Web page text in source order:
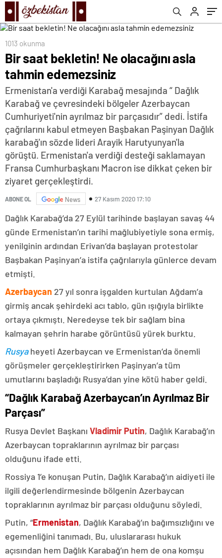
1013 okunma
Bir saat bekletin! Ne olacağını asla
tahmin edemezsiniz
Ermenistan'a verdiği Karabağ mesajında “ Dağlık
Karabağ ve çevresindeki bölgeler Azerbaycan
Cumhuriyeti'nin ayrılmaz bir parçasıdır” dedi. İstifa
çağrılarını kabul etmeyen Başbakan Paşinyan Dağlık
karabağ'ın sözde lideri Arayik Harutyunyan'la
görüştü. Ermenistan'a verdiği desteği saklamayan
Fransa Cumhurbaşkanı Macron ise dikkat çeken bir
ziyaret gerçekleştirdi.
ABONE OL News 27 Kasım 2020 17:10
Dağlık Karabağ’da 27 Eylül tarihinde başlayan savaş 44
günde Ermenistan’ın tarihi mağlubiyetiyle sona ermiş,
yenilginin ardından Erivan’da başlayan protestolar
Başbakan Paşinyan’a istifa çağrılarıyla günlerce devam
etmişti.
Azerbaycan 27 yıl sonra işgalden kurtulan Ağdam’a
girmiş ancak şehirdeki acı tablo, gün ışığıyla birlikte
ortaya çıkmıştı. Neredeyse tek bir sağlam bina
kalmayan şehrin harabe görüntüsü yürek burktu.
Rusyaheyeti Azerbaycan ve Ermenistan’da önemli
görüşmeler gerçekleştirirken Paşinyan’a tüm
umutlarını başladığı Rusya’dan yine kötü haber geldi.
“Dağlık Karabağ Azerbaycan’ın Ayrılmaz Bir
Parçası”
Rusya Devlet Başkanı Vladimir Putin, Dağlık Karabağ’ın
Azerbaycan topraklarının ayrılmaz bir parçası
olduğunu ifade etti.
Rossiya 1’e konuşan Putin, Dağlık Karabağ’ın aidiyeti ile
ilgili değerlendirmesinde bölgenin Azerbaycan
topraklarının ayrılmaz bir parçası olduğunu söyledi.
Putin, “Ermenistan, Dağlık Karabağ’ın bağımsızlığını ve
egemenliğini tanımadı. Bu, uluslararası hukuk
açısından hem Dağlık Karabağ’ın hem de ona komşu